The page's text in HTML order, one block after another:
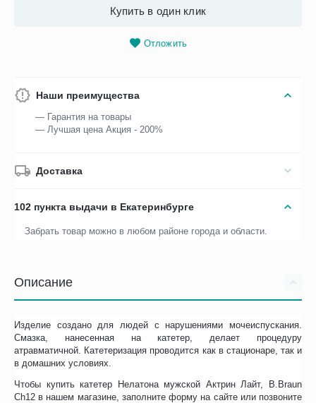
Купить в один клик
Отложить
Наши преимущества
— Гарантия на товары
— Лучшая цена Акция - 200%
Доставка
102 пункта выдачи в Екатеринбурге
Забрать товар можно в любом районе города и области.
Описание
Изделие создано для людей с нарушениями мочеиспускания.
Смазка, нанесенная на катетер, делает процедуру
атравматичной. Катетеризация проводится как в стационаре, так и
в домашних условиях.
Чтобы купить катетер Нелатона мужской Актрин Лайт, B.Braun
Ch12 в нашем магазине, заполните форму на сайте или позвоните